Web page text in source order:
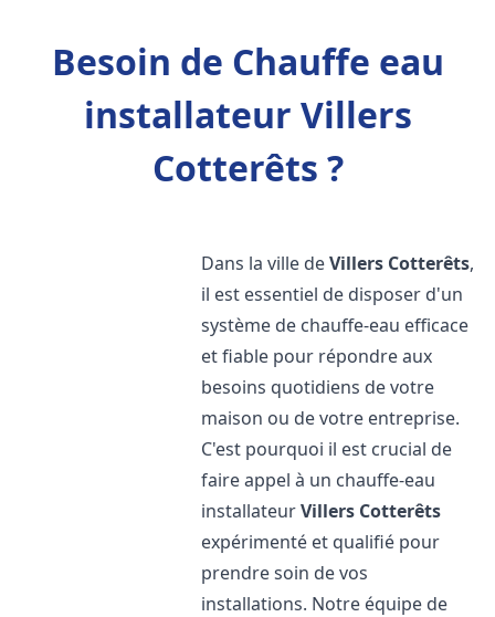
Besoin de Chauffe eau
installateur Villers
Cotterêts ?
Dans la ville deVillers Cotterêts,
il est essentiel de disposer d'un
système de chauffe-eau efficace
et fiable pour répondre aux
besoins quotidiens de votre
maison ou de votre entreprise.
C'est pourquoi il est crucial de
faire appel à un chauffe-eau
installateurVillers Cotterêts
expérimenté et qualifié pour
prendre soin de vos
installations. Notre équipe de